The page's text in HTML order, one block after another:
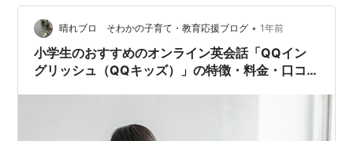
晴れブロ そわかの子育て・教育応援ブログ • 1年前
小学生のおすすめのオンライン英会話「QQイン
グリッシュ（QQキッズ）」の特徴・料金・口コ